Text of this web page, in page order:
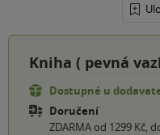
Kniha ( pevná
Dostupné u
Doručení
ZDARMA od 1299 Kč,